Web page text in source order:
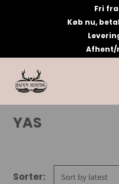
Fri
Køb nu,
Afhent/
YAS